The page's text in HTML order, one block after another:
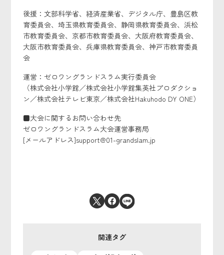
後援：文部科学省、経済産業省、デジタル庁、豊島区教
育委員会、埼玉県教育委員会、静岡県教育委員会、浜松
市教育委員会、京都市教育委員会、大阪府教育委員会、
大阪市教育委員会、兵庫県教育委員会、神戸市教育委員
会
運営：ゼロワングランドスラム実行委員会
（株式会社小学館／株式会社小学館集英社プロダクショ
ン／株式会社テレビ東京／株式会社Hakuhodo DY ONE）
■大会に関するお問い合わせ先
ゼロワングランドスラム大会運営事務局
[メールアドレス]support@01-grandslam.jp
関連タグ